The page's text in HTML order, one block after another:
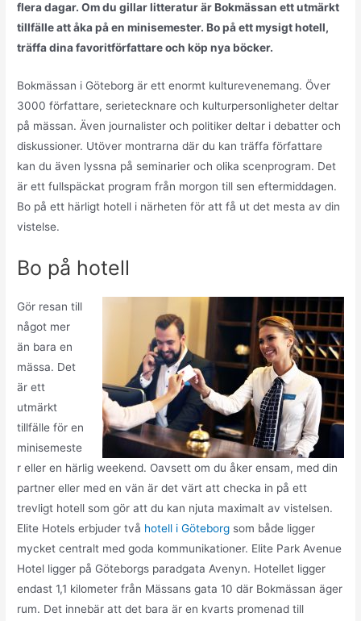
flera dagar. Om du gillar litteratur är Bokmässan ett utmärkt
tillfälle att åka på en minisemester. Bo på ett mysigt hotell,
träffa dina favoritförfattare och köp nya böcker.
Bokmässan i Göteborg är ett enormt kulturevenemang. Över
3000 författare, serietecknare och kulturpersonligheter deltar
på mässan. Även journalister och politiker deltar i debatter och
diskussioner. Utöver montrarna där du kan träffa författare
kan du även lyssna på seminarier och olika scenprogram. Det
är ett fullspäckat program från morgon till sen eftermiddagen.
Bo på ett härligt hotell i närheten för att få ut det mesta av din
vistelse.
Bo på hotell
Gör resan till
något mer
än bara en
mässa. Det
är ett
utmärkt
tillfälle för en
minisemeste
r eller en härlig weekend. Oavsett om du åker ensam, med din
partner eller med en vän är det värt att checka in på ett
trevligt hotell som gör att du kan njuta maximalt av vistelsen.
Elite Hotels erbjuder två hotell i Göteborg som både ligger
mycket centralt med goda kommunikationer. Elite Park Avenue
Hotel ligger på Göteborgs paradgata Avenyn. Hotellet ligger
endast 1,1 kilometer från Mässans gata 10 där Bokmässan äger
rum. Det innebär att det bara är en kvarts promenad till